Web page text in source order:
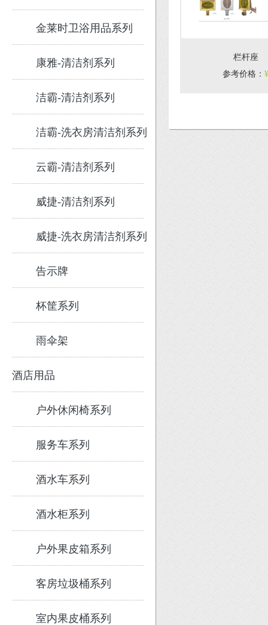
金莱时卫浴用品系列
康雅-清洁剂系列
洁霸-清洁剂系列
洁霸-洗衣房清洁剂系列
云霸-清洁剂系列
威捷-清洁剂系列
威捷-洗衣房清洁剂系列
告示牌
杯筐系列
雨伞架
酒店用品
户外休闲椅系列
服务车系列
酒水车系列
酒水柜系列
户外果皮箱系列
客房垃圾桶系列
室内果皮桶系列
栏杆座
参考价格 ：